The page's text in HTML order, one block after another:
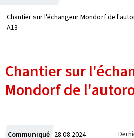
Chantier sur l'échangeur Mondorf de
A13
Chantier sur
Mondorf de
Communiqué Crée
28.08.2024